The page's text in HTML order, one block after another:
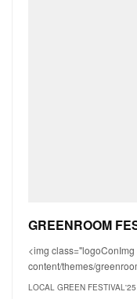
GREENROOM
<img
content/themes/
LOCAL GREEN FESTIVAL'25